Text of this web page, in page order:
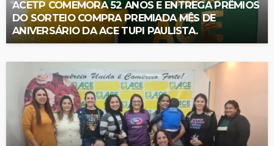
ACETP COMEMORA 52 ANOS E ENTREGA PRÊMIOS
DO SORTEIO COMPRA PREMIADA MÊS DE
ANIVERSÁRIO DA ACE TUPI PAULISTA.